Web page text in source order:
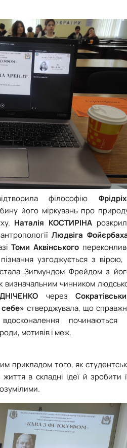
філософію
його міркувань про
Наталія КОСТИРІНА
Людвіга
Томи Аквінського
узгоджується з вірою,
Зигмундом Фрейдом з
визначальним чинником
через
» стверджувала, що
починаються
мотивів і меж.
прикладом того, як
в складні ідеї й зробити